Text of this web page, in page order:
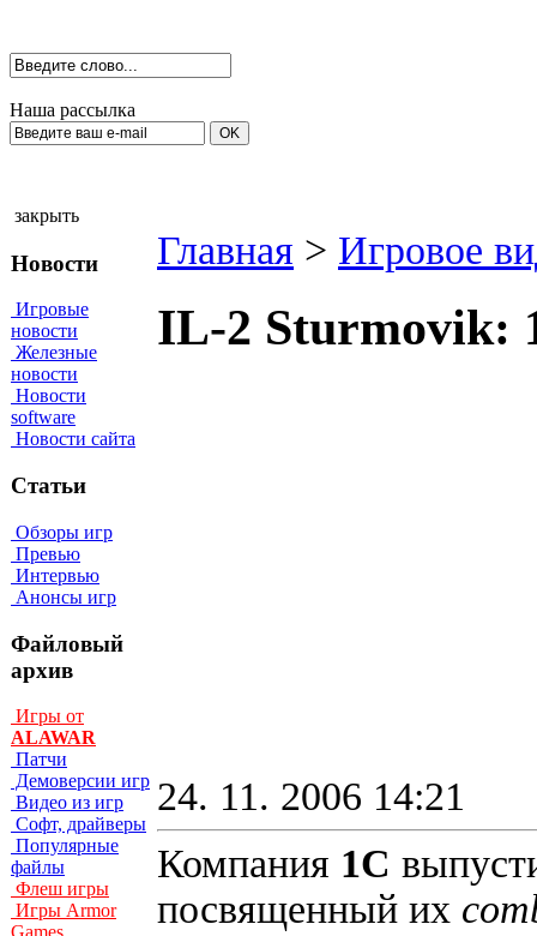
Наша рассылка
закрыть
Новости
Игровые
новости
Железные
новости
Новости
software
Новости сайта
Статьи
Обзоры игр
Превью
Интервью
Анонсы игр
Файловый
архив
Игры от
ALAWAR
Патчи
Демоверсии игр
Видео из игр
Софт, драйверы
Популярные
файлы
Флеш игры
Игры Armor
Главная > Игровое
IL-2 Sturmovik:
24. 11. 2006 14:21
Компания 1C
посвященный их